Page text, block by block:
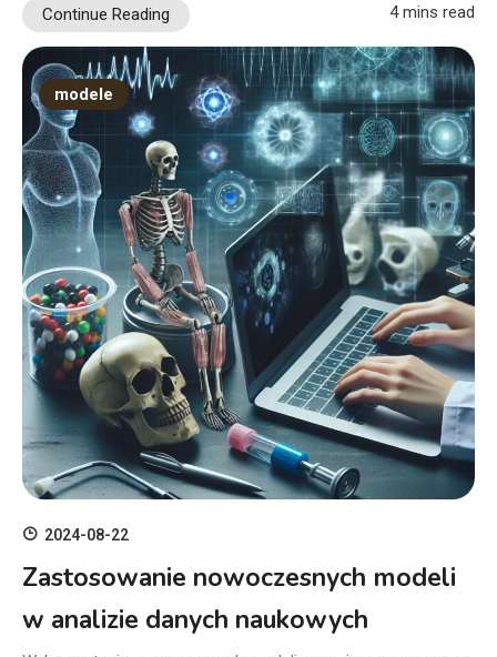
Continue Reading 4 mins read
modele
2024-08-22
Zastosowanie nowoczesnych modeli
w analizie danych naukowych